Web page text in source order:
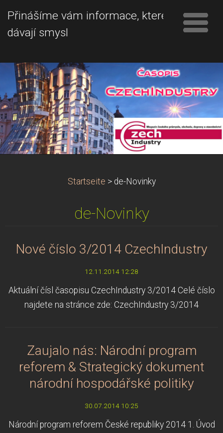
Přinášíme vám informace, které
dávají smysl
Startseite > de-Novinky
de-Novinky
Nové číslo 3/2014 CzechIndustry
12.11.2014 12:28
Aktuální čísl časopisu CzechIndustry 3/2014 Celé číslo
najdete na stránce zde: CzechIndustry 3/2014
Zaujalo nás: Národní program
reforem & Strategický dokument
národní hospodářské politiky
30.07.2014 10:25
Národní program reforem České republiky 2014 1. Úvod